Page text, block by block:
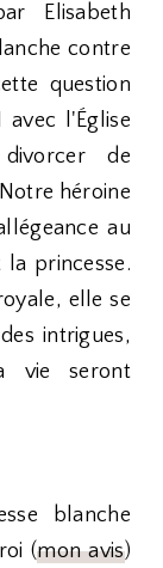
Elisabeth
contre
question
l'Église
de
héroine
au
princesse.
elle se
intrigues,
vie seront
blanche
(mon avis)